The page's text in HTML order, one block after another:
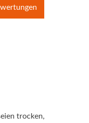
trocken,